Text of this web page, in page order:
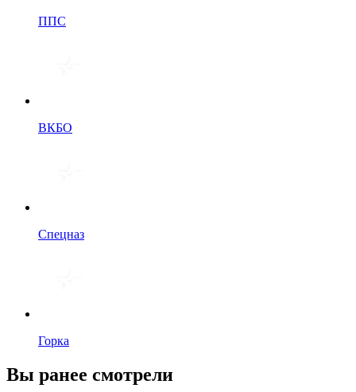
ППС
ВКБО
Спецназ
Горка
Вы ранее смотрели